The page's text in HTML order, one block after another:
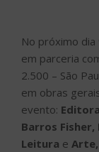
No próximo dia
em parceria
2.500 – São
em obras
evento:
Barros
Leitura e